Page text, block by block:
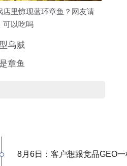
店里惊现蓝环章鱼？网友请
可以吃吗
乌贼
章鱼
8月6日：客户想跟竞品GEO